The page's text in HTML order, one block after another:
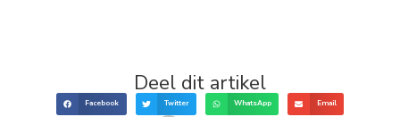
Deel dit artikel
Facebook Twitter WhatsApp Email